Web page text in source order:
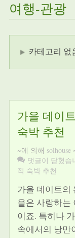
여행-관광
카테고리 없
가을 데이
숙박 추천
~에 의해 solhouse
댓글이 닫혔습
적 숙박 추천
가을 데이트
을은 사랑하는
이죠. 특히나
속에서의 낭만